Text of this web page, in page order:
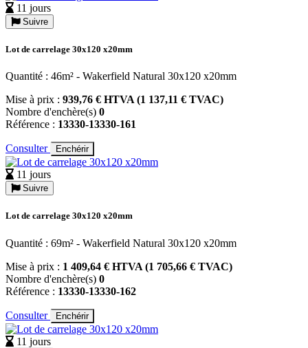
11 jours
Suivre
Lot de carrelage 30x120 x20mm
Quantité : 46m² - Wakerfield Natural 30x120 x20mm
Mise à prix : 939,76 € HTVA (1 137,11 € TVAC)
Nombre d'enchère(s) 0
Référence : 13330-13330-161
Consulter Enchérir
11 jours
Suivre
Lot de carrelage 30x120 x20mm
Quantité : 69m² - Wakerfield Natural 30x120 x20mm
Mise à prix : 1 409,64 € HTVA (1 705,66 € TVAC)
Nombre d'enchère(s) 0
Référence : 13330-13330-162
Consulter Enchérir
11 jours